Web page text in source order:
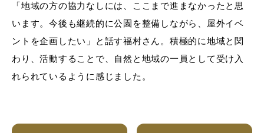
「地域の方の協力なしには、ここまで進まなかったと思
います。今後も継続的に公園を整備しながら、屋外イベ
ントを企画したい」と話す福村さん。積極的に地域と関
わり、活動することで、自然と地域の一員として受け入
れられているように感じました。